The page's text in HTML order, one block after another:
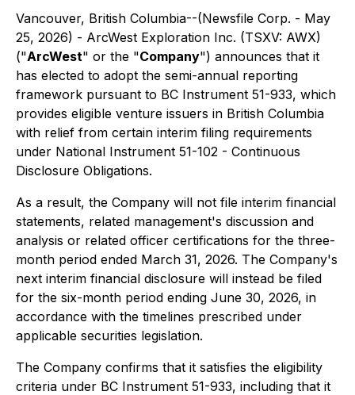
Vancouver, British Columbia--(Newsfile Corp. - May
25, 2026) - ArcWest Exploration Inc. (TSXV: AWX)
("ArcWest" or the "Company") announces that it
has elected to adopt the semi-annual reporting
framework pursuant to BC Instrument 51-933, which
provides eligible venture issuers in British Columbia
with relief from certain interim filing requirements
under National Instrument 51-102 - Continuous
Disclosure Obligations.
As a result, the Company will not file interim financial
statements, related management's discussion and
analysis or related officer certifications for the three-
month period ended March 31, 2026. The Company's
next interim financial disclosure will instead be filed
for the six-month period ending June 30, 2026, in
accordance with the timelines prescribed under
applicable securities legislation.
The Company confirms that it satisfies the eligibility
criteria under BC Instrument 51-933, including that it